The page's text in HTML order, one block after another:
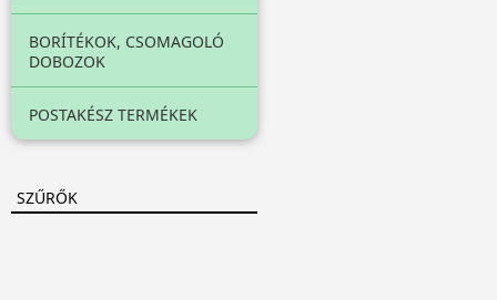
BORÍTÉKOK, CSOMAGOLÓ
DOBOZOK
POSTAKÉSZ TERMÉKEK
SZŰRŐK